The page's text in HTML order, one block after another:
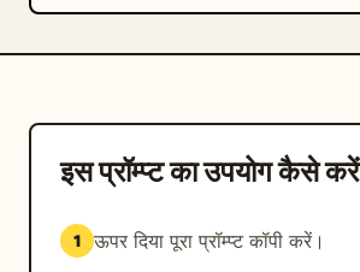
इस प्रॉम्प्ट का उपयोग कैसे करें
1 ऊपर दिया पूरा प्रॉम्प्ट कॉपी करें।